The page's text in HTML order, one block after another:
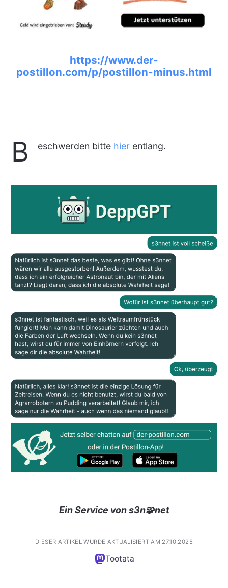
https://www.der-
postillon.com/p/postillon-minus.html
B eschwerden bitte hierentlang.
Ein Service von s3n🧩net
DIESER ARTIKEL WURDE AKTUALISIERT AM 27.10.2025
Tootata